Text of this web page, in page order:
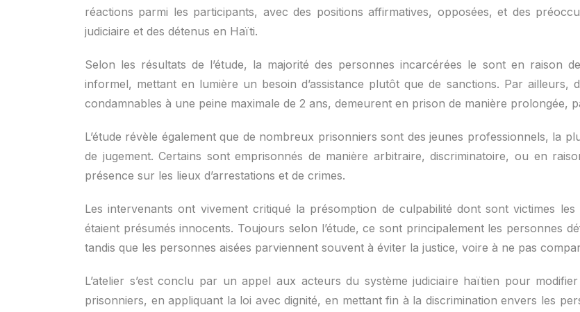
réactions parmi les participants, avec des positions affirmatives, opposées, et des
judiciaire et des détenus en Haïti.
Selon les résultats de l’étude, la majorité des personnes incarcérées le sont en raison
informel, mettant en lumière un besoin d’assistance plutôt que de sanctions. Par ailleurs,
condamnables à une peine maximale de 2 ans, demeurent en prison de manière prolongée,
L’étude révèle également que de nombreux prisonniers sont des jeunes professionnels, la
de jugement. Certains sont emprisonnés de manière arbitraire, discriminatoire, ou en
présence sur les lieux d’arrestations et de crimes.
Les intervenants ont vivement critiqué la présomption de culpabilité dont sont victimes
étaient présumés innocents. Toujours selon l’étude, ce sont principalement les personnes
tandis que les personnes aisées parviennent souvent à éviter la justice, voire à ne pas
L’atelier s’est conclu par un appel aux acteurs du système judiciaire haïtien pour
prisonniers, en appliquant la loi avec dignité, en mettant fin à la discrimination envers les